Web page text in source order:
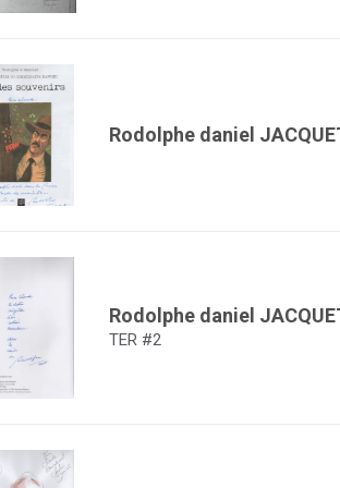
Rodolphe daniel
Rodolphe daniel
TER #2